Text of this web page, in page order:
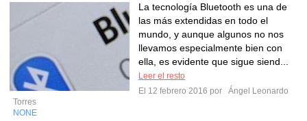
La tecnología Bluetooth es una de
las más extendidas en todo el
mundo, y aunque algunos no nos
llevamos especialmente bien con
ella, es evidente que sigue siend...
Leer el resto
El 12 febrero 2016 por
Ángel Leonardo
Torres
NONE